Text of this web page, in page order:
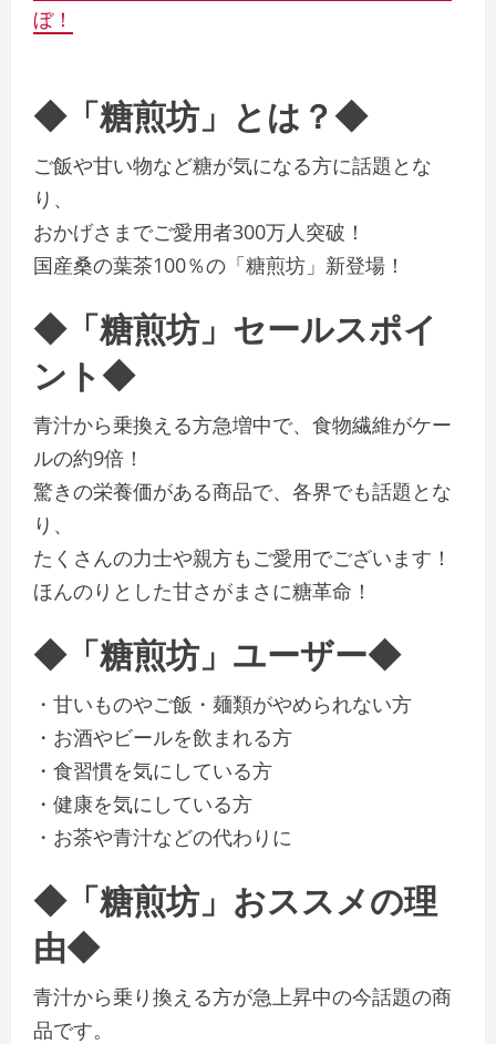
ぼ！
◆「糖煎坊」とは？◆
ご飯や甘い物など糖が気になる方に話題とな
り、
おかげさまでご愛用者300万人突破！
国産桑の葉茶100％の「糖煎坊」新登場！
◆「糖煎坊」セールスポイ
ント◆
青汁から乗換える方急増中で、食物繊維がケー
ルの約9倍！
驚きの栄養価がある商品で、各界でも話題とな
り、
たくさんの力士や親方もご愛用でございます！
ほんのりとした甘さがまさに糖革命！
◆「糖煎坊」ユーザー◆
・甘いものやご飯・麺類がやめられない方
・お酒やビールを飲まれる方
・食習慣を気にしている方
・健康を気にしている方
・お茶や青汁などの代わりに
◆「糖煎坊」おススメの理
由◆
青汁から乗り換える方が急上昇中の今話題の商
品です。